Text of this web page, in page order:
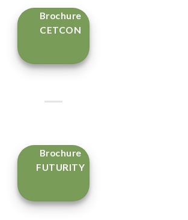
Brochure
CETCON
Brochure
FUTURITY